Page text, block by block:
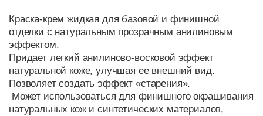
Краска-крем жидкая для базовой и финишной
отделки с натуральным прозрачным анилиновым
эффектом.
Придает легкий анилиново-восковой эффект
натуральной коже, улучшая ее внешний вид.
Позволяет создать эффект «старения».
Может использоваться для финишного окрашивания
натуральных кож и синтетических материалов,